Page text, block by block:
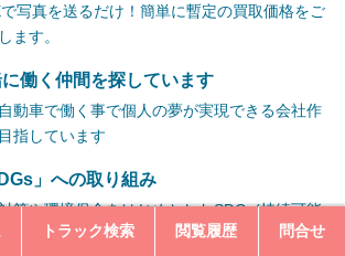
トラック検索 閲覧履歴 問合せ
写真を送るだけ！簡単に暫定の買取価格をご
ます。
働く仲間を探しています
動車で働く事で個人の夢が実現できる会社作
指しています
」への取り組み
策や環境保全をはじめとしたSDGs(持続可能
目標)への取組をご紹介いたします。